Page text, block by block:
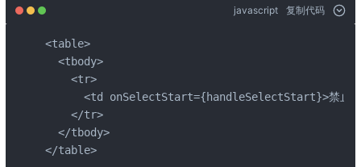
javascript 复制代码
<table>
  <tbody>
    <tr>
<td onSelectStart={handleSelectStart}>禁止
    </tr>
  </tbody>
</table>